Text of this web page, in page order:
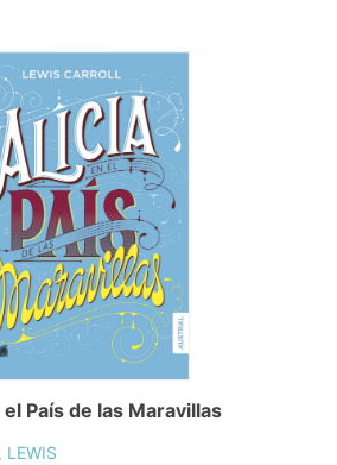
País de las Maravillas
LEWIS